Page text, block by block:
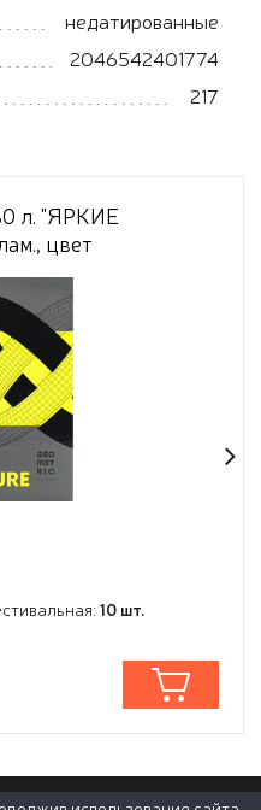
недатированные
2046542401774
217
л. "ЯРКИЕ
цвет
10 шт.